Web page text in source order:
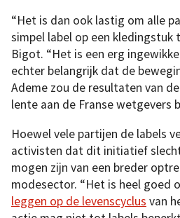
“Het is dan ook lastig om alle
simpel label op een kledingstuk
Bigot. “Het is een erg
echter belangrijk dat de
Ademe zou de resultaten van
lente aan de Franse wetgevers
Hoewel vele partijen de labels
activisten dat dit initiatief
mogen zijn van een breder
modesector. “Het is heel goed
leggen op de levenscyclus van